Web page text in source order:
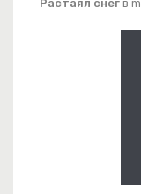
Растаял снег в